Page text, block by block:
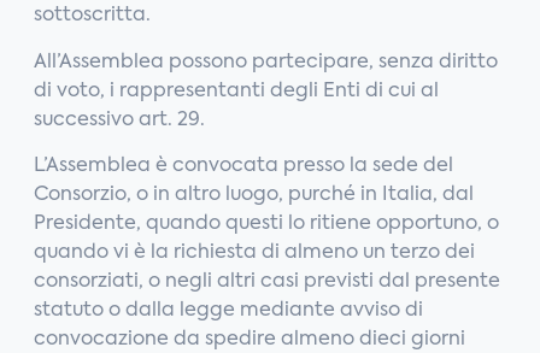
sottoscritta.
All’Assemblea possono partecipare, senza diritto
di voto, i rappresentanti degli Enti di cui al
successivo art. 29.
L’Assemblea è convocata presso la sede del
Consorzio, o in altro luogo, purché in Italia, dal
Presidente, quando questi lo ritiene opportuno, o
quando vi è la richiesta di almeno un terzo dei
consorziati, o negli altri casi previsti dal presente
statuto o dalla legge mediante avviso di
convocazione da spedire almeno dieci giorni